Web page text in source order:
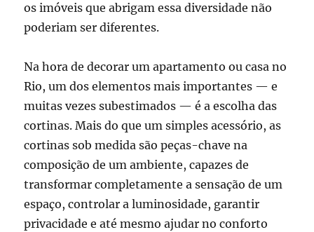
os imóveis que abrigam essa diversidade não
poderiam ser diferentes.
Na hora de decorar um apartamento ou casa no
Rio, um dos elementos mais importantes — e
muitas vezes subestimados — é a escolha das
cortinas. Mais do que um simples acessório, as
cortinas sob medida são peças-chave na
composição de um ambiente, capazes de
transformar completamente a sensação de um
espaço, controlar a luminosidade, garantir
privacidade e até mesmo ajudar no conforto